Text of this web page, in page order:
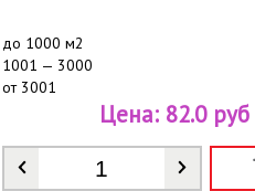
до 1000 м2
1001 — 3000
от3001
Количество
Цена: 82.0